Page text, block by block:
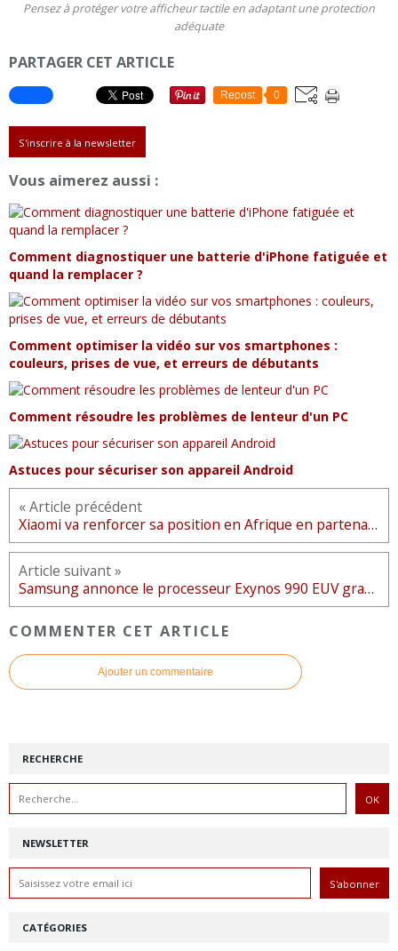
Pensez à protéger votre afficheur tactile en adaptant une protection
adéquate
PARTAGER CET ARTICLE
Repost 0
S'inscrire à la newsletter
Vous aimerez aussi :
Comment diagnostiquer une batterie d'iPhone fatiguée et
quand la remplacer ?
Comment optimiser la vidéo sur vos smartphones :
couleurs, prises de vue, et erreurs de débutants
Comment résoudre les problèmes de lenteur d'un PC
Astuces pour sécuriser son appareil Android
« Article précédent
Xiaomi va renforcer sa position en Afrique en partenariat avec Jumia
Article suivant »
Samsung annonce le processeur Exynos 990 EUV gravé en 7 nm
COMMENTER CET ARTICLE
Ajouter un commentaire
NEWSLETTER
RECHERCHE
CATÉGORIES